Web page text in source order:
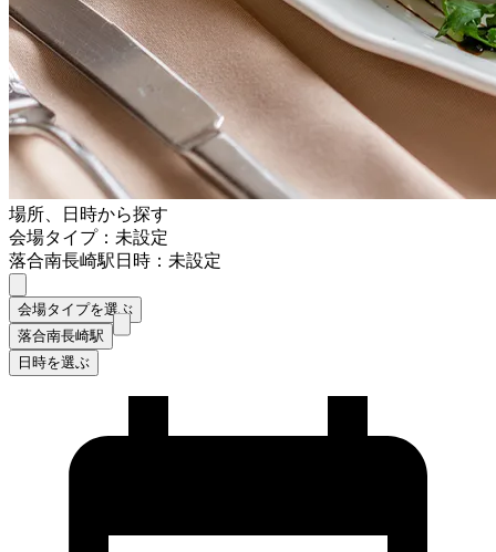
場所、日時から探す
会場タイプ：未設定
落合南長崎駅日時：未設定
会場タイプを選ぶ
落合南長崎駅
日時を選ぶ